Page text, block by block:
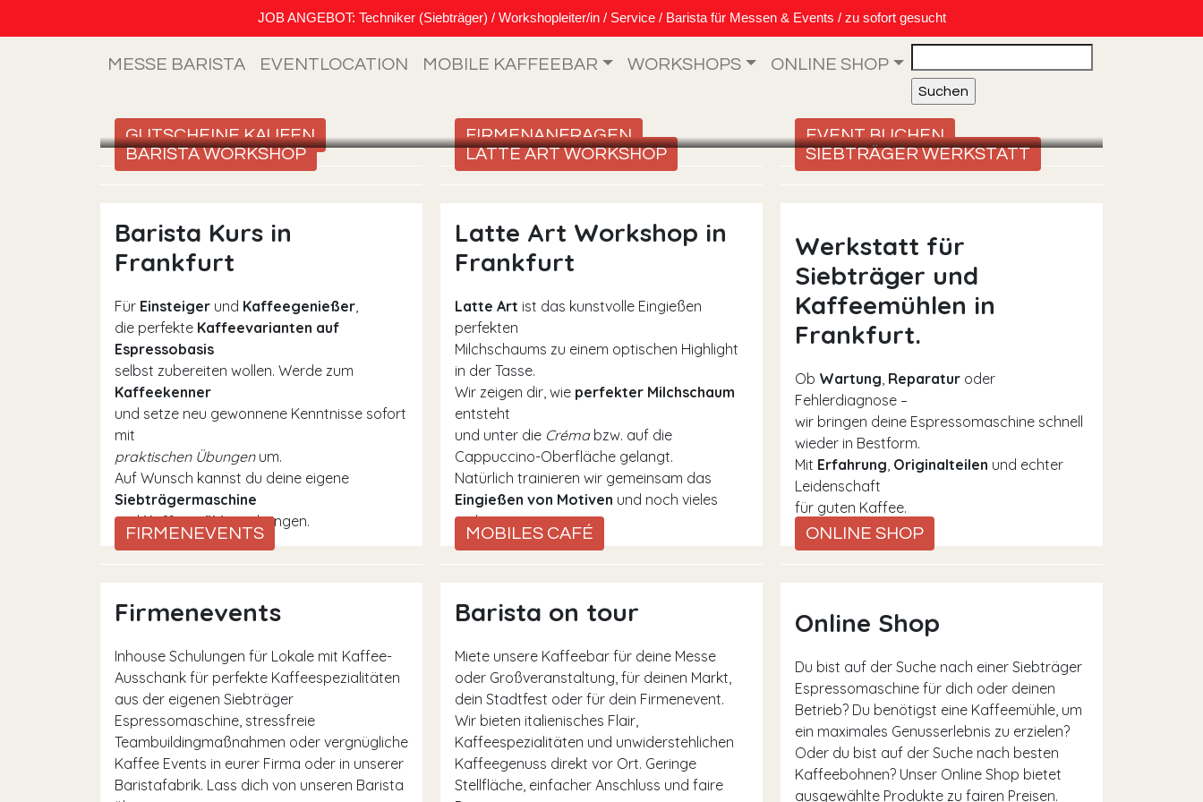
JOB ANGEBOT: Techniker (Siebträger) / Workshopleiter/in / Service / Barista für Messen & Events / zu sofort gesucht
MESSE BARISTA EVENTLOCATION MOBILE KAFFEEBAR WORKSHOPS ONLINE SHOP
GUTSCHEINE KAUFEN FIRMENANFRAGEN
EVENT BUCHEN
BARISTA WORKSHOP
LATTE ART WORKSHOP SIEBTRÄGER WERKSTATT
Barista Kurs in
Frankfurt
Für Einsteiger und Kaffeegenießer,
die perfekte Kaffeevarianten auf
Espressobasis
selbst zubereiten wollen. Werde zum
Kaffeekenner
und setze neu gewonnene Kenntnisse sofort
mit
praktischen Übungenum.
Auf Wunsch kannst du deine eigene
Siebträgermaschine
undKaffeemühlemitbringen.
Latte Art Workshop in
Frankfurt
Latte Art ist das kunstvolle Eingießen
perfekten
Milchschaums zu einem optischen Highlight
in der Tasse.
Wir zeigen dir, wie perfekter Milchschaum
entsteht
und unter die Crémabzw. auf die
Cappuccino-Oberfläche gelangt.
Natürlich trainieren wir gemeinsam das
Eingießen von Motiven und noch vieles
mehr.
Werkstatt für
Siebträger und
Kaffeemühlen in
Frankfurt.
Ob Wartung, Reparatur oder
Fehlerdiagnose –
wir bringen deine Espressomaschine schnell
wieder in Bestform.
Mit Erfahrung, Originalteilen und echter
Leidenschaft
für guten Kaffee.
FIRMENEVENTS
MOBILES CAFÉ ONLINE SHOP
Firmenevents
Inhouse Schulungen für Lokale mit Kaffee-
Ausschank für perfekte Kaffeespezialitäten
aus der eigenen Siebträger
Espressomaschine, stressfreie
Teambuildingmaßnahmen oder vergnügliche
Kaffee Events in eurer Firma oder in unserer
Baristafabrik. Lass dich von unseren Barista
Barista on tour
Miete unsere Kaffeebar für deine Messe
oder Großveranstaltung, für deinen Markt,
dein Stadtfest oder für dein Firmenevent.
Wir bieten italienisches Flair,
Kaffeespezialitäten und unwiderstehlichen
Kaffeegenuss direkt vor Ort. Geringe
Stellfläche, einfacher Anschluss und faire
Online Shop
Du bist auf der Suche nach einer Siebträger
Espressomaschine für dich oder deinen
Betrieb? Du benötigst eine Kaffeemühle, um
ein maximales Genusserlebnis zu erzielen?
Oder du bist auf der Suche nach besten
Kaffeebohnen? Unser Online Shop bietet
ausgewählte Produkte zu fairen Preisen.